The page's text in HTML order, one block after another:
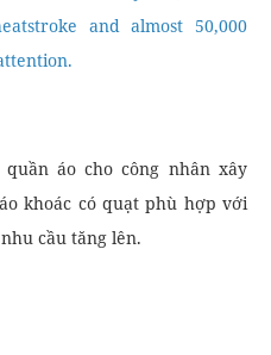
and almost 50,000
áo cho công nhân xây
khoác có quạt phù hợp với
cầu tăng lên.